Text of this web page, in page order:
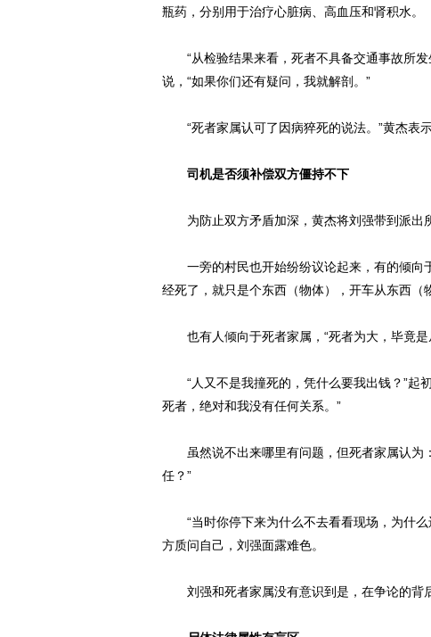
瓶药，分别用于治疗心脏病、高血压和肾积水。
“从检验结果来看，死者不具备交通事故所发
说，“如果你们还有疑问，我就解剖。”
“死者家属认可了因病猝死的说法。”黄杰表示
司机是否须补偿双方僵持不下
为防止双方矛盾加深，黄杰将刘强带到派出
一旁的村民也开始纷纷议论起来，有的倾向
经死了，就只是个东西（物体），开车从东西（
也有人倾向于死者家属，“死者为大，毕竟是
“人又不是我撞死的，凭什么要我出钱？”起
死者，绝对和我没有任何关系。”
虽然说不出来哪里有问题，但死者家属认为
任？”
“当时你停下来为什么不去看看现场，为什么
方质问自己，刘强面露难色。
刘强和死者家属没有意识到是，在争论的背